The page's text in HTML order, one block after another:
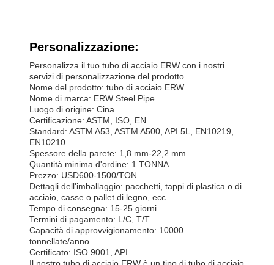
Personalizzazione:
Personalizza il tuo tubo di acciaio ERW con i nostri
servizi di personalizzazione del prodotto.
Nome del prodotto: tubo di acciaio ERW
Nome di marca: ERW Steel Pipe
Luogo di origine: Cina
Certificazione: ASTM, ISO, EN
Standard: ASTM A53, ASTM A500, API 5L, EN10219,
EN10210
Spessore della parete: 1,8 mm-22,2 mm
Quantità minima d'ordine: 1 TONNA
Prezzo: USD600-1500/TON
Dettagli dell'imballaggio: pacchetti, tappi di plastica o di
acciaio, casse o pallet di legno, ecc.
Tempo di consegna: 15-25 giorni
Termini di pagamento: L/C, T/T
Capacità di approvvigionamento: 10000
tonnellate/anno
Certificato: ISO 9001, API
Il nostro tubo di acciaio ERW è un tipo di tubo di acciaio